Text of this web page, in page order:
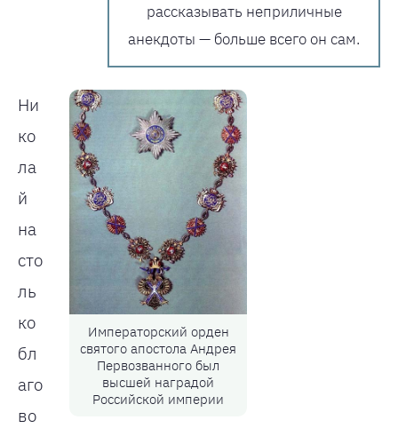
рассказывать неприличные
анекдоты — больше всего он сам.
Императорский орден
святого апостола Андрея
Первозванного был
высшей наградой
Российской империи
Ни
ко
ла
й
на
сто
ль
ко
бл
аго
во